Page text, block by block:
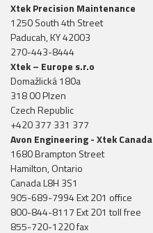
Xtek Precision Maintenance
1250 South 4th Street
Paducah, KY 42003
270-443-8444
Xtek – Europe s.r.o
Domažlická 180a
318 00 Plzen
Czech Republic
+420 377 331 377
Avon Engineering - Xtek Canada
1680 Brampton Street
Hamilton, Ontario
Canada L8H 3S1
905-689-7994 Ext 201 office
800-844-8117 Ext 201 toll free
855-720-1220 fax